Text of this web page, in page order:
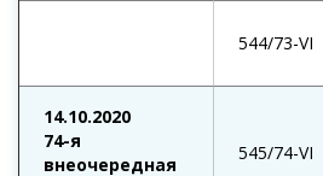
544/73-VI
14.10.2020
74-я
внеочередная
545/74-VІ